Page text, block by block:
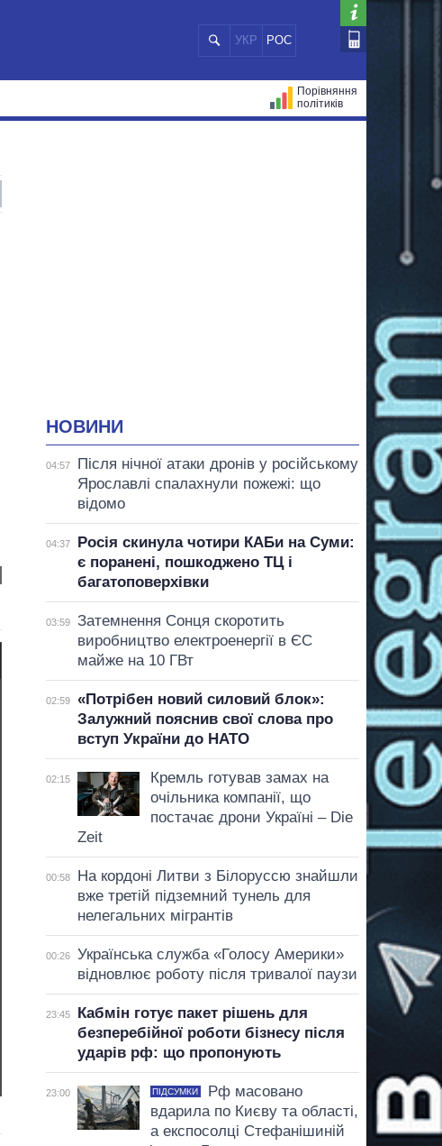
УКР РОС
Порівняння
політиків
НОВИНИ
04:57
Після нічної атаки дронів у російському
Ярославлі спалахнули пожежі: що
відомо
04:37
Росія скинула чотири КАБи на Суми:
є поранені, пошкоджено ТЦ і
багатоповерхівки
03:59
Затемнення Сонця скоротить
виробництво електроенергії в ЄС
майже на 10 ГВт
02:59
«Потрібен новий силовий блок»:
Залужний пояснив свої слова про
вступ України до НАТО
02:15
Кремль готував замах на
очільника компанії, що
постачає дрони Україні – Die
Zeit
00:58
На кордоні Литви з Білоруссю знайшли
вже третій підземний тунель для
нелегальних мігрантів
00:26
Українська служба «Голосу Америки»
відновлює роботу після тривалої паузи
23:45
Кабмін готує пакет рішень для
безперебійної роботи бізнесу після
ударів рф: що пропонують
23:00 ПІДСУМКИ
Рф масовано
вдарила по Києву та області,
а експосолці Стефанішиній